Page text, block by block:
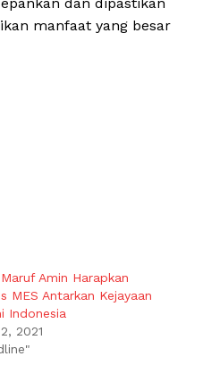
manfaat yang besar
Amin Harapkan
MES Antarkan Kejayaan
Indonesia
2021